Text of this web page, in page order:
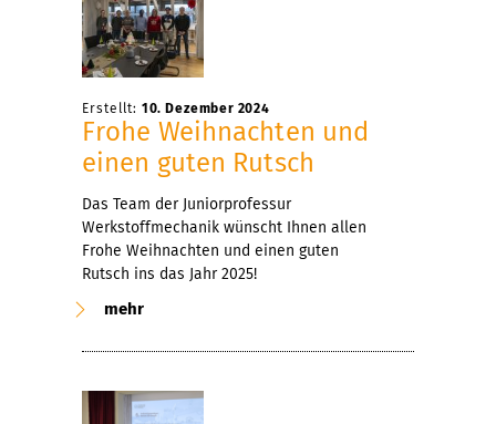
Erstellt: 10. Dezember 2024
Frohe Weihnachten und
einen guten Rutsch
Das Team der Juniorprofessur
Werkstoffmechanik wünscht Ihnen allen
Frohe Weihnachten und einen guten
Rutsch ins das Jahr 2025!
mehr